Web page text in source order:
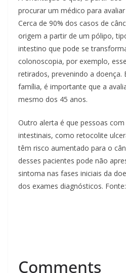
procurar um médico para
Cerca de 90% dos casos de
origem a partir de um pólipo,
intestino que pode se
colonoscopia, por exemplo,
retirados, prevenindo a doença.
família, é importante que a
mesmo dos 45 anos.
Outro alerta é que pessoas
intestinais, como retocolite
têm risco aumentado para o
desses pacientes pode não
sintoma nas fases iniciais da
dos exames diagnósticos.
Comments